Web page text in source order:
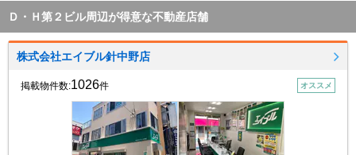
Ｄ・Ｈ第２ビル周辺が得意な不動産店舗
株式会社エイブル針中野店
掲載物件数:1026件 オススメ